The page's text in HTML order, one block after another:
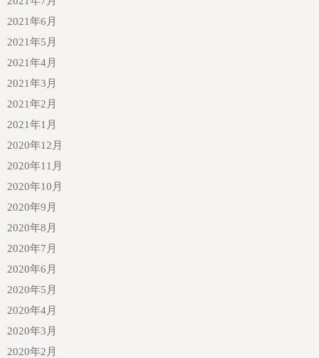
2021年6月
2021年5月
2021年4月
2021年3月
2021年2月
2021年1月
2020年12月
2020年11月
2020年10月
2020年9月
2020年8月
2020年7月
2020年6月
2020年5月
2020年4月
2020年3月
2020年2月